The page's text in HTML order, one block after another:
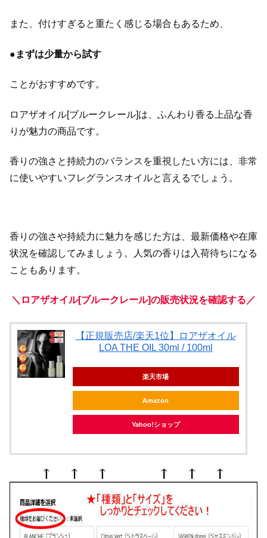
また、付けすぎると重たく感じる場合もあるため、
● まずは少量から試す
ことがおすすめです。
ロアザオイル[ブルークレール]は、ふんわり香る上品な香
りが魅力の商品です。
香りの強さと持続力のバランスを重視したい方には、非常
に使いやすいフレグランスオイルと言えるでしょう。
香りの強さや持続力に魅力を感じた方は、最新価格や在庫
状況を確認してみましょう。人気の香りは入荷待ちになる
こともあります。
＼ロアザオイル[ブルークレール]の販売状況を確認する／
【正規販売店/楽天1位】ロアザオイル
LOA THE OIL 30ml / 100ml
楽天市場
Amazon
Yahoo!ショップ